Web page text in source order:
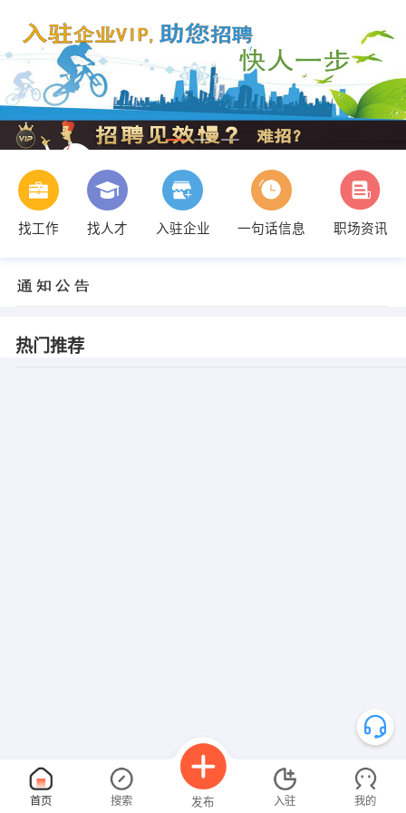
找工作 找人才 入驻企业 一句话信息 职场资讯
热门推荐
首页 搜索 发布 入驻 我的